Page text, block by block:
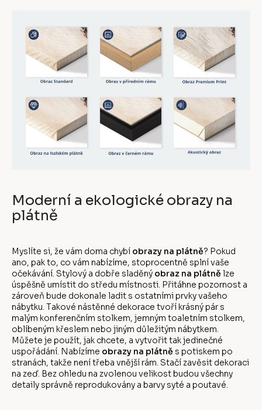
Moderní a ekologické obrazy na
plátně
Myslíte si, že vám doma chybí obrazy na plátně? Pokud
ano, pak to, co vám nabízíme, stoprocentně splní vaše
očekávání. Stylový a dobře sladěný obraz na plátně lze
úspěšně umístit do středu místnosti. Přitáhne pozornost a
zároveň bude dokonale ladit s ostatními prvky vašeho
nábytku. Takové nástěnné dekorace tvoří krásný pár s
malým konferenčním stolkem, jemným toaletním stolkem,
oblíbeným křeslem nebo jiným důležitým nábytkem.
Můžete je použít, jak chcete, a vytvořit tak jedinečné
uspořádání. Nabízíme obrazy na plátně s potiskem po
stranách, takže není třeba vnější rám. Stačí zavěsit dekoraci
na zeď. Bez ohledu na zvolenou velikost budou všechny
detaily správně reprodukovány a barvy syté a poutavé.